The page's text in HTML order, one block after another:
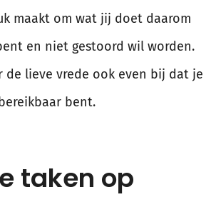
maakt om wat jij doet daarom
en niet gestoord wil worden.
de lieve vrede ook even bij dat je
bent.
taken op